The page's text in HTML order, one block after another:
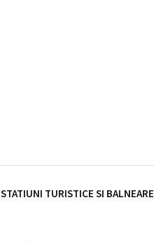
STATIUNI TURISTICE SI BALNEARE